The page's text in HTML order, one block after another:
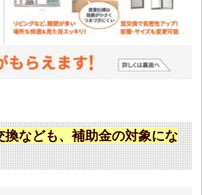
なども、補助金の対象にな